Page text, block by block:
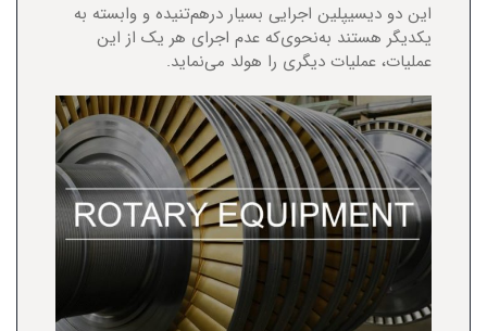
این دو دیسیپلین اجرایی بسیار درهم‌تنیده و وابسته به
یکدیگر هستند به‌نحوی‌که عدم اجرای هر یک از این
عملیات، عملیات دیگری را هولد می‌نماید.